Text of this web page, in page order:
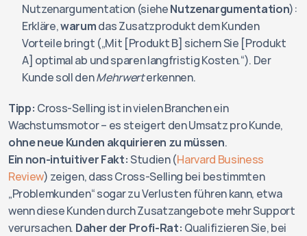
Nutzenargumentation (siehe Nutzenargumentation):
Erkläre, warum das Zusatzprodukt dem Kunden
Vorteile bringt („Mit [Produkt B] sichern Sie [Produkt
A] optimal ab und sparen langfristig Kosten.“). Der
Kunde soll den Mehrwert erkennen.
Tipp: Cross-Selling ist in vielen Branchen ein
ohne neue Kunden akquirieren zu müssen.
Ein non-intuitiver Fakt: Studien (Harvard Business
Review) zeigen, dass Cross-Selling bei bestimmten
„Problemkunden“ sogar zu Verlusten führen kann, etwa
wenn diese Kunden durch Zusatzangebote mehr Support
verursachen. Daher der Profi-Rat: Qualifizieren Sie, bei